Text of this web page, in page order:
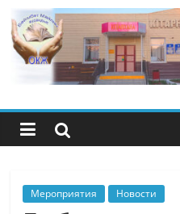
Перейти
содержимому
система
Мероприятия Новости